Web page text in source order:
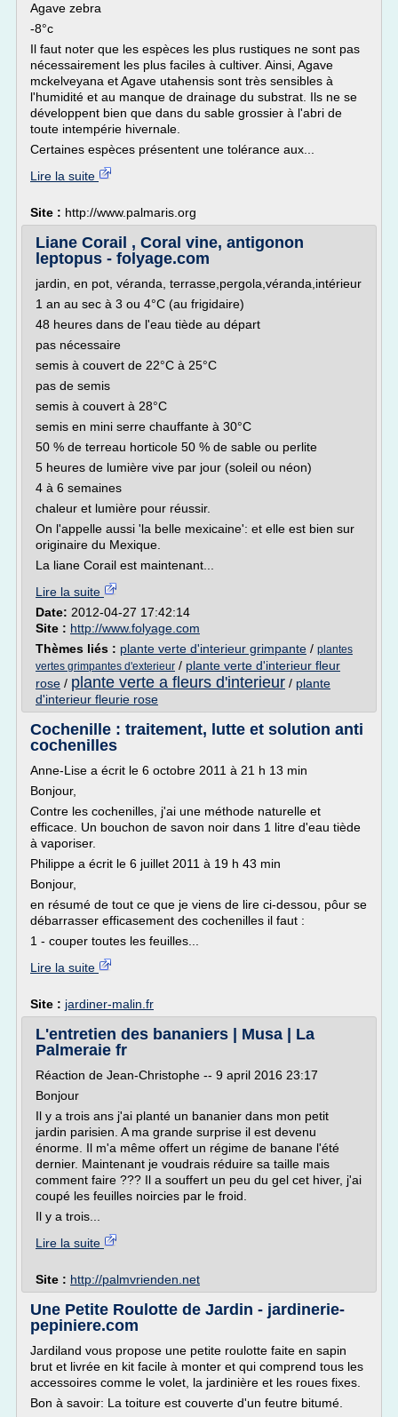
Agave zebra
-8°c
Il faut noter que les espèces les plus rustiques ne sont pas
nécessairement les plus faciles à cultiver. Ainsi, Agave
mckelveyana et Agave utahensis sont très sensibles à
l'humidité et au manque de drainage du substrat. Ils ne se
développent bien que dans du sable grossier à l'abri de
toute intempérie hivernale.
Certaines espèces présentent une tolérance aux...
Lire la suite
Site : http://www.palmaris.org
Liane Corail , Coral vine, antigonon
leptopus - folyage.com
jardin, en pot, véranda, terrasse,pergola,véranda,intérieur
1 an au sec à 3 ou 4°C (au frigidaire)
48 heures dans de l'eau tiède au départ
pas nécessaire
semis à couvert de 22°C à 25°C
pas de semis
semis à couvert à 28°C
semis en mini serre chauffante à 30°C
50 % de terreau horticole 50 % de sable ou perlite
5 heures de lumière vive par jour (soleil ou néon)
4 à 6 semaines
chaleur et lumière pour réussir.
On l'appelle aussi 'la belle mexicaine': et elle est bien sur
originaire du Mexique.
La liane Corail est maintenant...
Lire la suite
Date: 2012-04-27 17:42:14
Site : http://www.folyage.com
Thèmes liés : plante verte d'interieur grimpante / plantes
vertes grimpantes d'exterieur / plante verte d'interieur fleur
rose / plante verte a fleurs d'interieur / plante
d'interieur fleurie rose
Cochenille : traitement, lutte et solution anti
cochenilles
Anne-Lise a écrit le 6 octobre 2011 à 21 h 13 min
Bonjour,
Contre les cochenilles, j'ai une méthode naturelle et
efficace. Un bouchon de savon noir dans 1 litre d'eau tiède
à vaporiser.
Philippe a écrit le 6 juillet 2011 à 19 h 43 min
Bonjour,
en résumé de tout ce que je viens de lire ci-dessou, pôur se
débarrasser efficasement des cochenilles il faut :
1 - couper toutes les feuilles...
Lire la suite
Site : jardiner-malin.fr
L'entretien des bananiers | Musa | La
Palmeraie fr
Réaction de Jean-Christophe -- 9 april 2016 23:17
Bonjour
Il y a trois ans j'ai planté un bananier dans mon petit
jardin parisien. A ma grande surprise il est devenu
énorme. Il m'a même offert un régime de banane l'été
dernier. Maintenant je voudrais réduire sa taille mais
comment faire ??? Il a souffert un peu du gel cet hiver, j'ai
coupé les feuilles noircies par le froid.
Il y a trois...
Lire la suite
Site : http://palmvrienden.net
Une Petite Roulotte de Jardin - jardinerie-
pepiniere.com
Jardiland vous propose une petite roulotte faite en sapin
brut et livrée en kit facile à monter et qui comprend tous les
accessoires comme le volet, la jardinière et les roues fixes.
Bon à savoir: La toiture est couverte d'un feutre bitumé.